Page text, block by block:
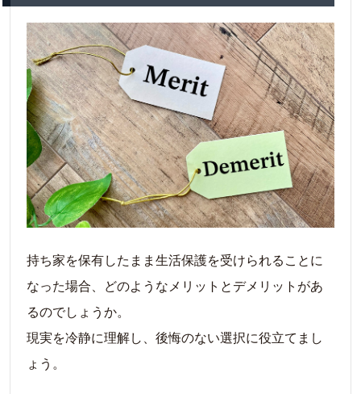
持ち家を保有したまま生活保護を受けられることに
なった場合、どのようなメリットとデメリットがあ
るのでしょうか。
現実を冷静に理解し、後悔のない選択に役立てまし
ょう。